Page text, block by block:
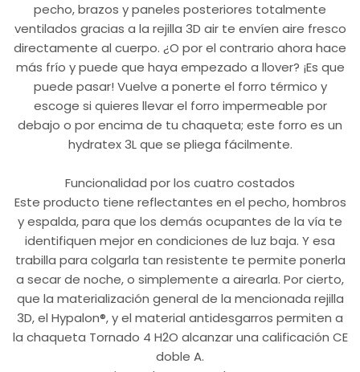
pecho, brazos y paneles posteriores totalmente
ventilados gracias a la rejilla 3D air te envíen aire fresco
directamente al cuerpo. ¿O por el contrario ahora hace
más frío y puede que haya empezado a llover? ¡Es que
puede pasar! Vuelve a ponerte el forro térmico y
escoge si quieres llevar el forro impermeable por
debajo o por encima de tu chaqueta; este forro es un
hydratex 3L que se pliega fácilmente.
Funcionalidad por los cuatro costados
Este producto tiene reflectantes en el pecho, hombros
y espalda, para que los demás ocupantes de la vía te
identifiquen mejor en condiciones de luz baja. Y esa
trabilla para colgarla tan resistente te permite ponerla
a secar de noche, o simplemente a airearla. Por cierto,
que la materialización general de la mencionada rejilla
3D, el Hypalon®, y el material antidesgarros permiten a
la chaqueta Tornado 4 H2O alcanzar una calificación CE
doble A.